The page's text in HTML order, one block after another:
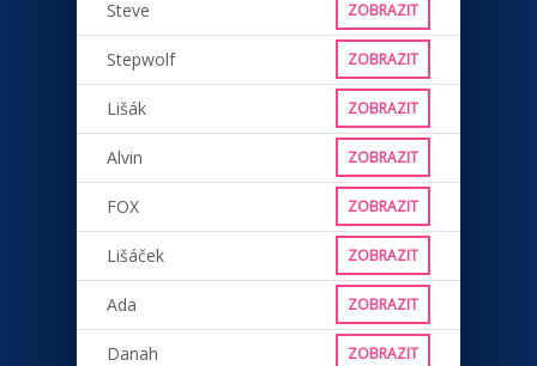
Steve ZOBRAZIT
Stepwolf ZOBRAZIT
Lišák ZOBRAZIT
Alvin ZOBRAZIT
FOX ZOBRAZIT
Lišáček ZOBRAZIT
Ada ZOBRAZIT
Danah ZOBRAZIT